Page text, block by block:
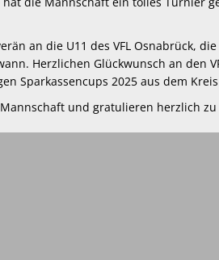
an die U11 des VFL Osnabrück,
Herzlichen Glückwunsch an den
Sparkassencups 2025 aus dem
und gratulieren herzlich